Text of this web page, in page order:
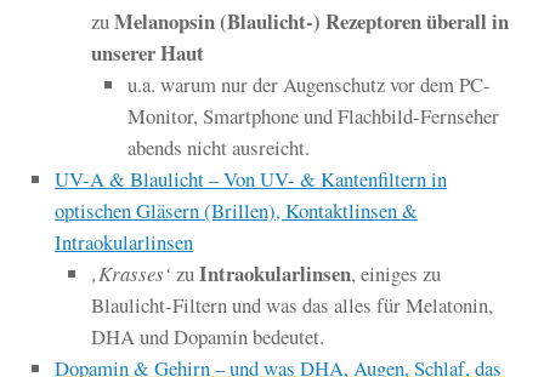
zuMelanopsin (Blaulicht-) Rezeptoren überall in
unserer Haut
u.a. warum nur der Augenschutz vor dem PC-
Monitor, Smartphone und Flachbild-Fernseher
abends nicht ausreicht.
UV-A & Blaulicht – Von UV- & Kantenfiltern in
optischen Gläsern (Brillen), Kontaktlinsen &
Intraokularlinsen
‚Krasses‘ zuIntraokularlinsen, einiges zu
Blaulicht-Filtern und was das alles für Melatonin,
DHA und Dopamin bedeutet.
Dopamin & Gehirn – und was DHA, Augen, Schlaf, das